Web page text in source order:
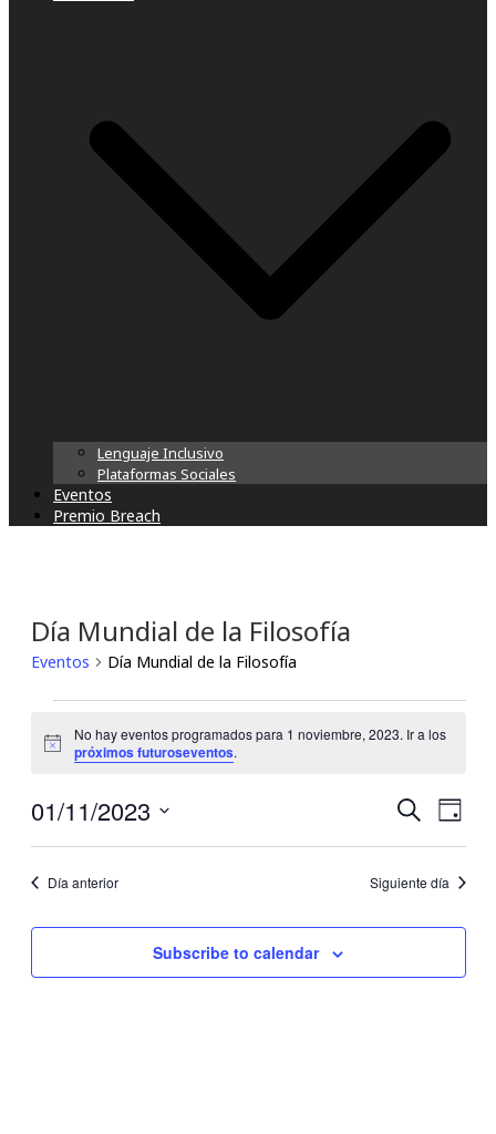
Lenguaje Inclusivo
Plataformas Sociales
Eventos
Premio Breach
Día Mundial de la Filosofía
Eventos Día Mundial de la Filosofía
Eventos
for
1
noviembre,
2023
Notice
No hay eventos programados para 1 noviembre, 2023. Ir a los
próximos futuroseventos.
y
Buscar
de
de
Día
01/11/2023
Día anterior Siguiente día
Subscribe to calendar